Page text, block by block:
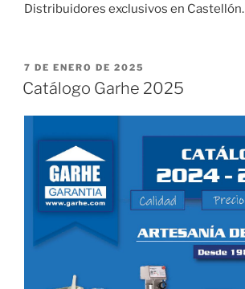
Distribuidores exclusivos en Castellón.
PUBLICADO
EL
7 DE ENERO DE 2025
Catálogo Garhe 2025